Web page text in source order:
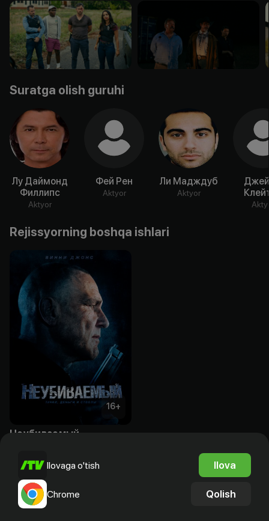
Suratga olish guruhi
Лу Даймонд
Филлипс
Aktyor
Фей Рен
Aktyor
Ли Мадждуб
Aktyor
Rejissyorning boshqa ishlari
16+
Неубиваемый
Ilovaga o'tish Ilova
Chrome Qolish